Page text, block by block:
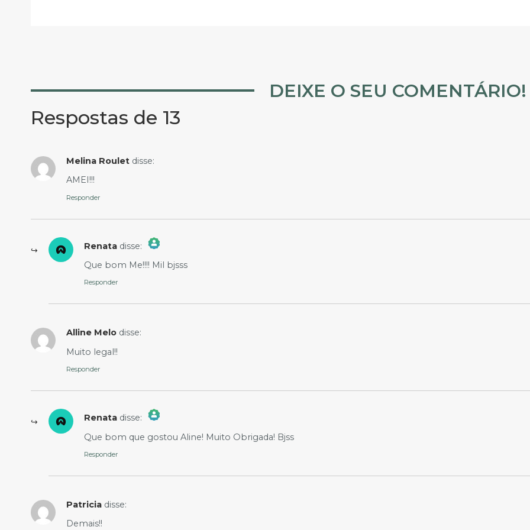
DEIXE O SEU COMENTÁRIO!
Respostas de 13
Melina Roulet disse:
AMEI!!!
Responder
Renata disse:
The Real Person Badge!
Anti-Spam by CleanTalk
Que bom Me!!!! Mil bjsss
Responder
Alline Melo disse:
Muito legal!!
Responder
Renata disse:
The Real Person Badge!
Anti-Spam by CleanTalk
Que bom que gostou Aline! Muito Obrigada! Bjss
Responder
Patricia disse:
Demais!!